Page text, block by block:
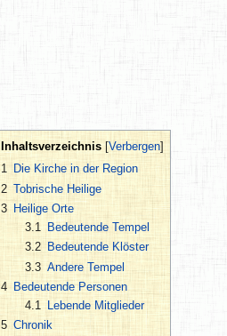
Inhaltsverzeichnis
1 Die Kirche in der Region
2 Tobrische Heilige
3 Heilige Orte
3.1
Bedeutende Tempel
3.2
Bedeutende Klöster
3.3 Andere Tempel
4 Bedeutende Personen
4.1
Lebende Mitglieder
5 Chronik